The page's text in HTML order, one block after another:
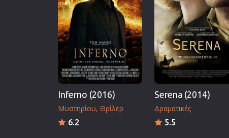
Inferno (2016)
Μυστηρίου Θρίλερ
6.2
Serena (2014)
Δραματικές
5.5